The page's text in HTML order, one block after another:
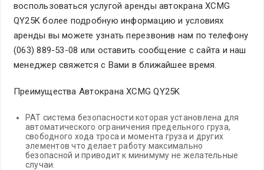
воспользоваться услугой аренды автокрана XCMG
QY25K более подробную информацию и условиях
аренды вы можете узнать перезвонив нам по телефону
(063) 889-53-08 или оставить сообщение с сайта и наш
менеджер свяжется с Вами в ближайшее время.
Преимущества Автокрана XCMG QY25K
PAT система безопасности которая установлена для
автоматического ограничения предельного груза,
свободного хода троса и момента груза и других
элементов что делает работу максимально
безопасной и приводит к минимуму не желательные
случаи.